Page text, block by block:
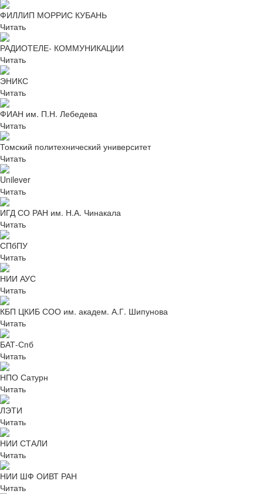
ФИЛЛИП МОРРИС КУБАНЬ
Читать
РАДИОТЕЛЕ- КОММУНИКАЦИИ
Читать
ЭНИКС
Читать
ФИАН им. П.Н. Лебедева
Читать
Томский политехнический университет
Читать
Unilever
Читать
ИГД СО РАН им. Н.А. Чинакала
Читать
СПбПУ
Читать
НИИ АУС
Читать
КБП ЦКИБ СОО им. академ. А.Г. Шипунова
Читать
БАТ-Спб
Читать
НПО Сатурн
Читать
ЛЭТИ
Читать
НИИ СТАЛИ
Читать
НИИ ШФ ОИВТ РАН
Читать